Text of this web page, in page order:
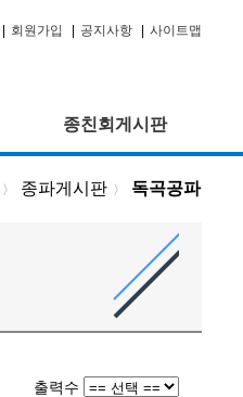
회원가입 공지사항 사이트맵
종친회게시판
〉 종파게시판 〉 독곡공파
출력수